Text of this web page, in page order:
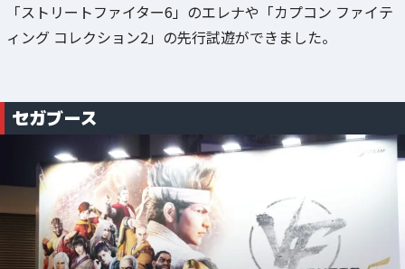
「ストリートファイター6」のエレナや「カプコン ファイテ
ィング コレクション2」の先行試遊ができました。
セガブース